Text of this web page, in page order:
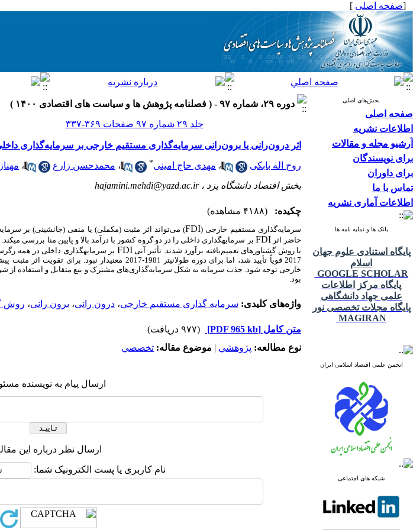
[صفحه اصلی ]
بخش‌های اصلی
صفحه اصلی
اطلاعات نشریه
آرشیو مجله و مقالات
برای نویسندگان
برای داوران
تماس با ما
اطلاعات آماری نشریه
بانک ها و نمایه نامه ها
پایگاه استنادی علوم جهان
اسلام
GOOGLE SCHOLAR
پایگاه مرکز اطلاعات
علمی جهاد دانشگاهی
پایگاه مجلات تخصصی نور
MAGIRAN
انجمن علمی اقتصاد اسلامی ایران
شبکه های اجتماعی
دوره ۲۹، شماره ۹۷ - ( فصلنامه پژوهش ها و سیاست های اقتصادی ۱۴۰۰ )
جلد ۲۹ شماره ۹۷ صفحات ۳۶۹-۳۳۷
اثر درون‌رانی یا برون‌رانی سرمایه‌گذاری مستقیم خارجی بر سرمایه‌گذاری
روح اله بابکی ، مهدی حاج امینی* ، محمدحسن زارع ،
بخش اقتصاد دانشگاه یزد ،hajamini.mehdi@yazd.ac.ir
چکیده: (۴۱۸۸ مشاهده)
سرمایه‌گذاری مستقیم خارجی (FDI) می‌تواند اثر مثبت (مکملی) یا منفی (جانشینی) بر
حاضر اثرFDI
با روش گشتاورهای تعمیم‌یافته برآورد شدند. تأثیر آنیFDI
2017 قویاً تأیید شد، اما برای دوره طولانی‏تر 1981-
خارجی توجه شود. جذب سرمایه به شکل سرمایه‌گذاری‌های مشترک و بیع متقابل و استفاده از
بود.
واژه‌های کلیدی: سرمایه گذاری مستقیم خارجی، درون رانی، برون رانی، روش
متن کامل [PDF 965 kb]
(۹۷۷ دریافت)
نوع مطالعه: پژوهشي | موضوع مقاله: تخصصي
ارسال پیام به نویسنده
ارسال نظر درباره این
نام کاربری یا پست الکترونیک شما: